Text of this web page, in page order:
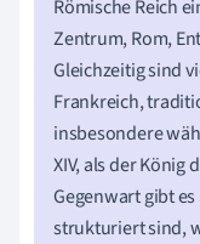
Römische Reich
Zentrum, Rom,
Gleichzeitig sind
Frankreich,
insbesondere
XIV, als der König
Gegenwart gibt
strukturiert sind,